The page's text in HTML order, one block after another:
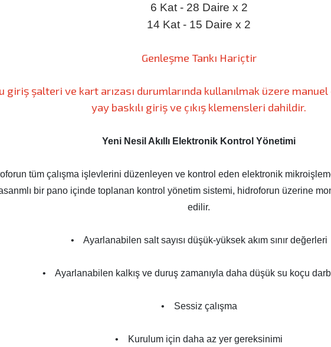
6 Kat - 28 Daire x 2
14 Kat - 15 Daire x 2
Genleşme Tankı Hariçtir
giriş şalteri ve kart arızası durumlarında kullanılmak üzere
yay baskılı giriş ve çıkış klemensleri dahildir.
Yeni Nesil Akıllı Elektronik Kontrol Yönetimi
tüm çalışma işlevlerini düzenleyen ve kontrol eden elektronik
bir pano içinde toplanan kontrol yönetim sistemi, hidroforun üzerine
edilir.
• Ayarlanabilen salt sayısı düşük-yüksek akım sınır değerleri
• Ayarlanabilen kalkış ve duruş zamanıyla daha düşük su koçu
• Sessiz çalışma
• Kurulum için daha az yer gereksinimi